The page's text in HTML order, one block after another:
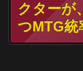
クターが
つMTG統